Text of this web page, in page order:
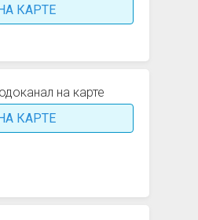
КАРТЕ
КАРТЕ